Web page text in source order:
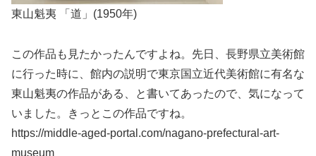
東山魁夷 「道」(1950年)
この作品も見たかったんですよね。先日、長野県立美術館
に行った時に、館内の説明で東京国立近代美術館に有名な
東山魁夷の作品がある、と書いてあったので、気になって
いました。きっとこの作品ですね。
https://middle-aged-portal.com/nagano-prefectural-art-
museum